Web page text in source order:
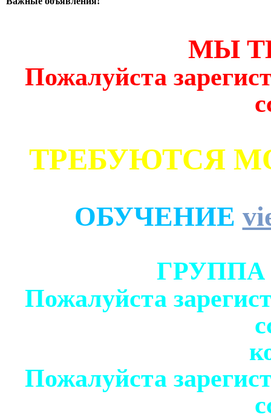
МЫ
Пожалуйста
ТРЕБУЮТСЯ
ОБУЧЕНИЕ
Пожалуйста
Пожалуйста